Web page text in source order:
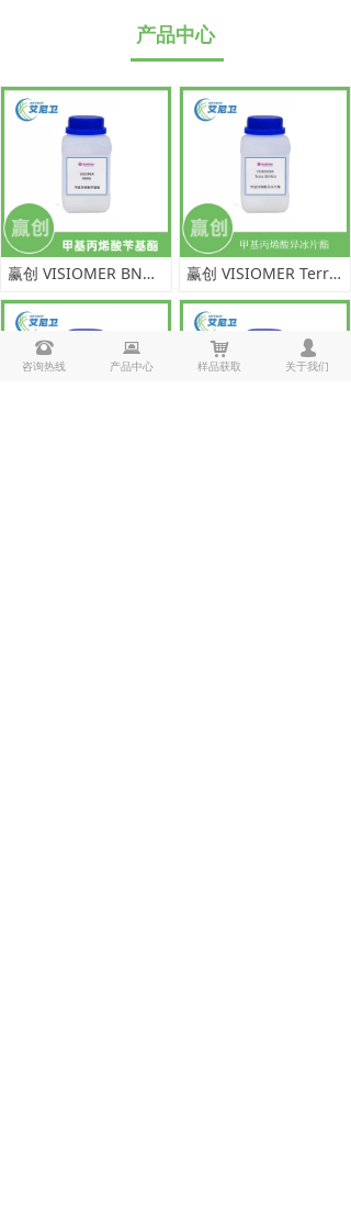
产品中心
赢创 VISIOMER BNMA 甲基丙烯酸苄基酯 赢创 VISIOMER Terra IBOMA 甲基丙烯酸异冰片酯
뀰
咨询热线
뀵
产品中心
낙
样品获取
넙
关于我们